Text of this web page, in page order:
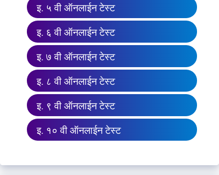
इ. ५ वी ऑनलाईन टेस्ट
इ. ६ वी ऑनलाईन टेस्ट
इ. ७ वी ऑनलाईन टेस्ट
इ. ८ वी ऑनलाईन टेस्ट
इ. ९ वी ऑनलाईन टेस्ट
इ. १० वी ऑनलाईन टेस्ट